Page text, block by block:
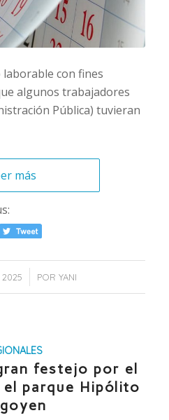
con fines
algunos trabajadores
Pública) tuvieran
más
2025 POR YANI
festejo por el
el parque Hipólito